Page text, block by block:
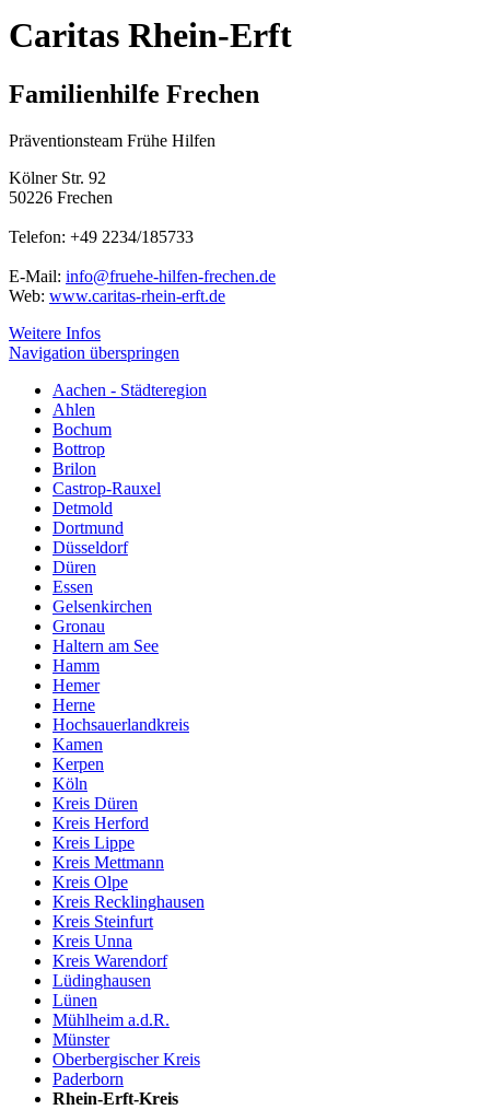
Caritas Rhein-Erft
Familienhilfe Frechen
Präventionsteam Frühe Hilfen
Kölner Str. 92
50226 Frechen
Telefon: +49 2234/185733
E-Mail: info@fruehe-hilfen-frechen.de
Web: www.caritas-rhein-erft.de
Weitere Infos
Navigation überspringen
Aachen - Städteregion
Ahlen
Bochum
Bottrop
Brilon
Castrop-Rauxel
Detmold
Dortmund
Düsseldorf
Düren
Essen
Gelsenkirchen
Gronau
Haltern am See
Hamm
Hemer
Herne
Hochsauerlandkreis
Kamen
Kerpen
Köln
Kreis Düren
Kreis Herford
Kreis Lippe
Kreis Mettmann
Kreis Olpe
Kreis Recklinghausen
Kreis Steinfurt
Kreis Unna
Kreis Warendorf
Lüdinghausen
Lünen
Mühlheim a.d.R.
Münster
Oberbergischer Kreis
Paderborn
Rhein-Erft-Kreis